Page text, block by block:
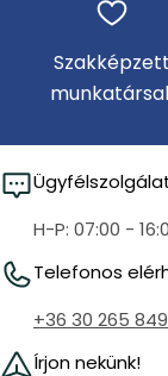
Szakképzett
H-P: 07:00 -
Telefonos
+36 30 265
Írjon nekünk!